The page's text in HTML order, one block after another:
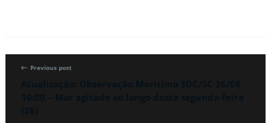
Previous post